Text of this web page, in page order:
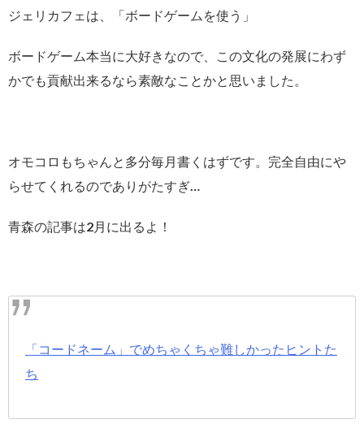
ジェリカフェは、「ボードゲームを使う」
ボードゲーム本当に大好きなので、この文化の発展にわず
かでも貢献出来るなら素敵なことかと思いました。
オモコロもちゃんと多分毎月書くはずです。完全自由にや
らせてくれるのでありがたすぎ…
青森の記事は2月に出るよ！
「コードネーム」でめちゃくちゃ難しかったヒントた
ち